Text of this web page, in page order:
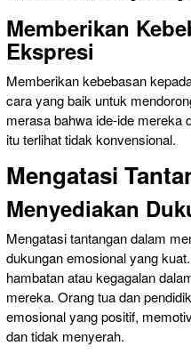
Memberikan
Ekspresi
Memberikan kebebasan
cara yang baik untuk
merasa bahwa ide-ide mereka
itu terlihat tidak konvensional.
Mengatasi
Menyediakan
Mengatasi tantangan dalam
dukungan emosional yang
hambatan atau kegagalan
mereka. Orang tua dan
emosional yang positif,
dan tidak menyerah.